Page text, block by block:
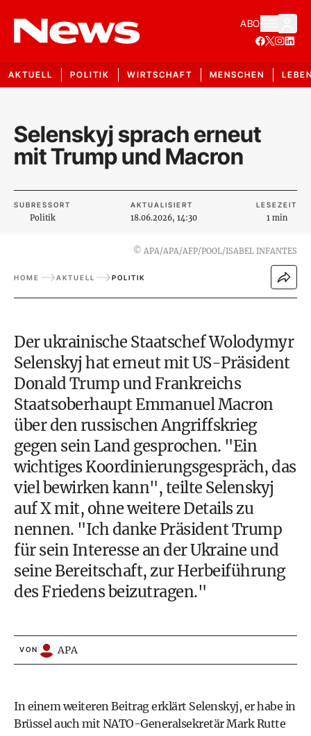
ABO
AKTUELL POLITIK WIRTSCHAFT MENSCHEN
Selenskyj sprach erneut
mit Trump und Macron
SUBRESSORT
Politik
AKTUALISIERT
18.06.2026, 14:30
LESEZEIT
1 min
© APA/APA/AFP/POOL/ISABEL INFANTES
HOME AKTUELL POLITIK
Der ukrainische Staatschef Wolodymyr
Selenskyj hat erneut mit US-Präsident
Donald Trump und Frankreichs
Staatsoberhaupt Emmanuel Macron
über den russischen Angriffskrieg
gegen sein Land gesprochen. "Ein
wichtiges Koordinierungsgespräch, das
viel bewirken kann", teilte Selenskyj
auf X mit, ohne weitere Details zu
nennen. "Ich danke Präsident Trump
für sein Interesse an der Ukraine und
seine Bereitschaft, zur Herbeiführung
des Friedens beizutragen."
VON APA
In einem weiteren Beitrag erklärt Selenskyj, er habe in
Brüssel auch mit NATO-Generalsekretär Mark Rutte